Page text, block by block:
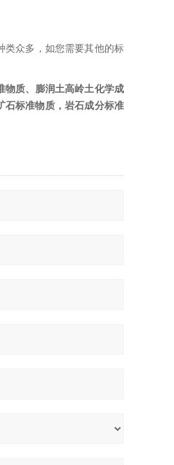
类众多，如您需要其他的标
物质、膨润土高岭土化学成
石标准物质，岩石成分标准